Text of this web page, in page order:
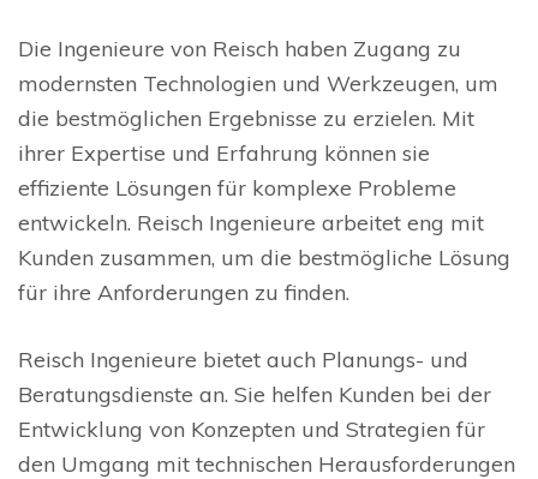
Die Ingenieure von Reisch haben Zugang zu
modernsten Technologien und Werkzeugen, um
die bestmöglichen Ergebnisse zu erzielen. Mit
ihrer Expertise und Erfahrung können sie
effiziente Lösungen für komplexe Probleme
entwickeln. Reisch Ingenieure arbeitet eng mit
Kunden zusammen, um die bestmögliche Lösung
für ihre Anforderungen zu finden.
Reisch Ingenieure bietet auch Planungs- und
Beratungsdienste an. Sie helfen Kunden bei der
Entwicklung von Konzepten und Strategien für
den Umgang mit technischen Herausforderungen